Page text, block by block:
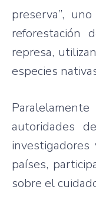
preserva”,
reforestación
represa,
especies
autoridades
países,
sobre el